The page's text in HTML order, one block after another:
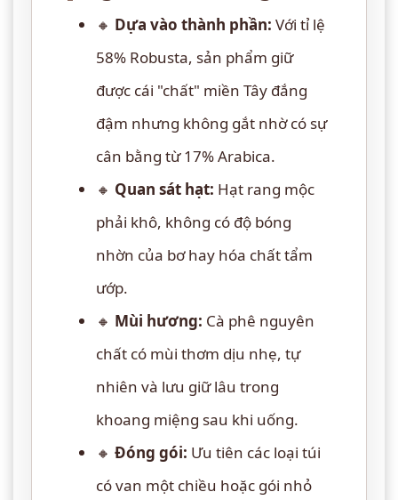
🔸 Dựa vào thành phần: Với tỉ lệ
58% Robusta, sản phẩm giữ
được cái "chất" miền Tây đắng
đậm nhưng không gắt nhờ có sự
cân bằng từ 17% Arabica.
🔸 Quan sát hạt: Hạt rang mộc
phải khô, không có độ bóng
nhờn của bơ hay hóa chất tẩm
ướp.
🔸 Mùi hương: Cà phê nguyên
chất có mùi thơm dịu nhẹ, tự
nhiên và lưu giữ lâu trong
khoang miệng sau khi uống.
🔸 Đóng gói: Ưu tiên các loại túi
có van một chiều hoặc gói nhỏ